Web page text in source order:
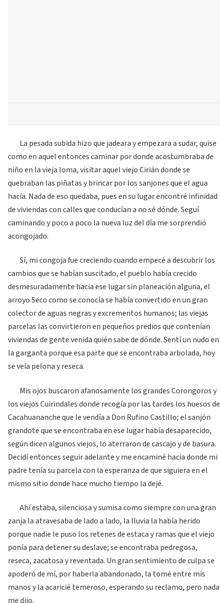
La pesada subida hizo que jadeara y empezara a sudar, quise
como en aquel entonces caminar por donde acostumbraba de
niño en la vieja loma, visitar aquel viejo Cirián donde se
quebraban las piñatas y brincar por los sanjones que el agua
hacía. Nada de eso quedaba, pues en su lugar encontré infinidad
de viviendas con calles que conducían a no sé dónde. Seguí
caminando y poco a poco la nueva luz del día me sorprendió
acongojado.
Sí, mi congoja fue creciendo cuando empecé a descubrir los
cambios que se habían suscitado, el pueblo había crecido
desmesuradamente hacia ese lugar sin planeación alguna, el
arroyo Seco como se conocía se había convertido en un gran
colector de aguas negras y excrementos humanos; las viejas
parcelas las convirtieron en pequeños predios que contenían
viviendas de gente venida quién sabe de dónde. Sentí un nudo en
la garganta porque esa parte que se encontraba arbolada, hoy
se veía pelona y reseca.
Mis ojos buscaron afanosamente los grandes Corongoros y
los viejos Cuirindales donde recogía por las tardes los huesos de
Cacahuananche que le vendía a Don Rufino Castillo; el sanjón
grandote que se encontraba en ese lugar había desaparecido,
según dicen algunos viejos, lo aterraron de cascajo y de basura.
Decidí entonces seguir adelante y me encaminé hacia donde mi
padre tenía su parcela con la esperanza de que siguiera en el
mismo sitio donde hace mucho tiempo la dejé.
Ahí estaba, silenciosa y sumisa como siempre con una gran
zanja la atravesaba de lado a lado, la lluvia la había herido
porque nadie le puso los retenes de estaca y ramas que el viejo
ponía para detener su deslave; se encontraba pedregosa,
reseca, zacatosa y reventada. Un gran sentimiento de culpa se
apoderó de mí, por haberla abandonado, la tomé entre mis
manos y la acaricié temeroso, esperando su reclamo, pero nada
me dijo.